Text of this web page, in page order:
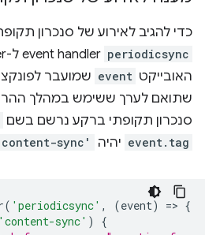
כדי להגיב לאירוע של סנכרון
periodicsync
האובייקט event שמועבר
שתואם לערך ששימש במהלך
סנכרון תקופתי ברקע נרשם בשם
event.tag יהיה sync'
( 'periodicsync' , (event) => {
'content-sync' )
{